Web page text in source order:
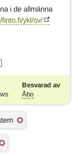
i de allmänna
finto.fi/ykl/sv/
Besvarad av
Åbo